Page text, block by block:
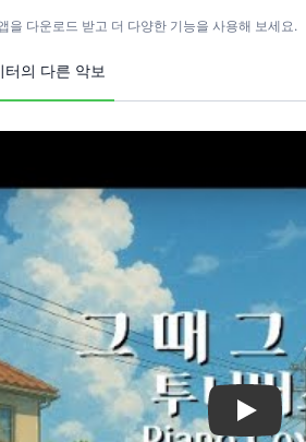
을 다운로드 받고 더 다양한 기능을 사용해 보세요.
터의 다른 악보
Play